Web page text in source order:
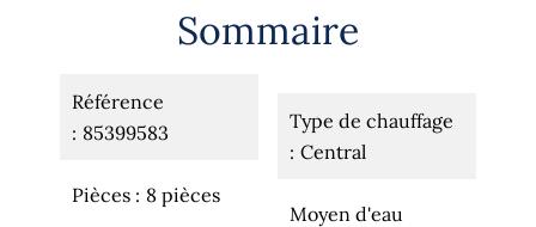
Sommaire
Référence
85399583
Pièces 8 pièces
Type de chauffage
Central
Moyen d'eau